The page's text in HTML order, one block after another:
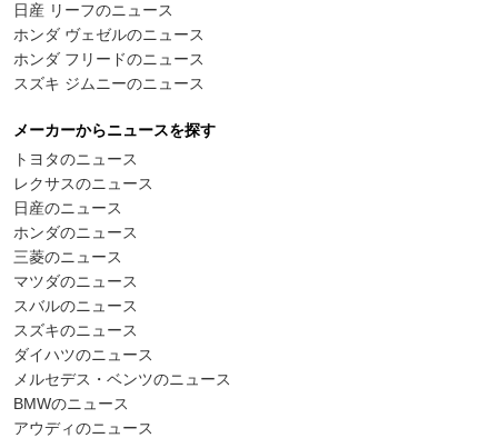
日産 リーフのニュース
ホンダ ヴェゼルのニュース
ホンダ フリードのニュース
スズキ ジムニーのニュース
メーカーからニュースを探す
トヨタのニュース
レクサスのニュース
日産のニュース
ホンダのニュース
三菱のニュース
マツダのニュース
スバルのニュース
スズキのニュース
ダイハツのニュース
メルセデス・ベンツのニュース
BMWのニュース
アウディのニュース